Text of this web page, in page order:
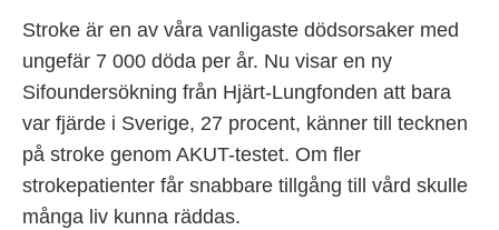
Stroke är en av våra vanligaste dödsorsaker med
ungefär 7 000 döda per år. Nu visar en ny
Sifoundersökning från Hjärt-Lungfonden att bara
var fjärde i Sverige, 27 procent, känner till tecknen
på stroke genom AKUT-testet. Om fler
strokepatienter får snabbare tillgång till vård skulle
många liv kunna räddas.